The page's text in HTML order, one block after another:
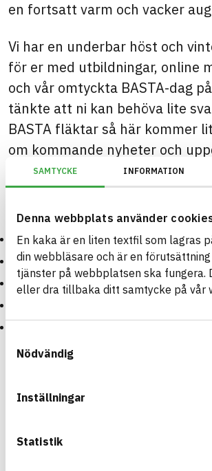
SAMTYCKE INFORMATION
Denna webbplats använder
En kaka är en liten textfil som lagras
din webbläsare och är en
tjänster på webbplatsen ska fungera.
eller dra tillbaka ditt samtycke på vår
Nödvändig
Inställningar
Statistik
en fortsatt varm och vacker
Vi har en underbar höst och
för er med utbildningar, online
och vår omtyckta BASTA-dag
tänkte att ni kan behöva lite
BASTA fläktar så här kommer
om kommande nyheter och
inom BASTA-systemet.
En kommande avgiftshöjning
Hösten och vinterns kommande event
Uppdateringar och ändringar på
Vi här på BASTA-kansliet önskar er